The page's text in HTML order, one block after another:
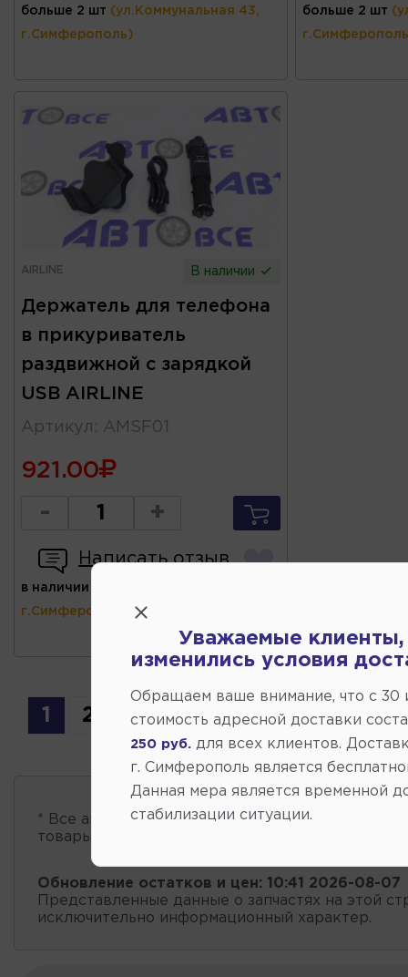
больше 2 шт (ул.Коммунальная 43,
г.Симферополь)
больше 2 шт
AIRLINE В наличии
Держатель для телефона
в прикуриватель
раздвижной с зарядкой
USB AIRLINE
Артикул : AMSF01
921.00
- +
Написать отзыв
в наличии
г.Симферополь)
1 2 3 4 5 6 7
* Все автозапчастиесть в наличии, обновление
товары проходит несколько раз в сутки.
Обновление остатков и цен: 10:41 2026-08-07
Представленные данные о запчастях на этой
исключительно информационный характер.
Уважаемые клиенты,
изменились условия
Обращаем ваше внимание, что c 30
стоимость адресной доставки
250 руб. для всех клиентов.
г. Симферополь является
Данная мера является временной
стабилизации ситуации.